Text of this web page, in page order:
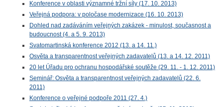
Konference v oblasti významné tržní síly (17. 10. 2013)
Veřejná podpora: v poločase modernizace (16. 10. 2013)
Dohled nad zadáváním veřejných zakázek - minulost, současnost a
budoucnost (4. a 5. 9. 2013)
Svatomartinská konference 2012 (13. a 14. 11.)
Osvěta a transparentnost veřejných zadavatelů (13. a 14. 12. 2011)
20 let Úřadu pro ochranu hospodářské soutěže (29. 11. - 1. 12. 2011)
Seminář: Osvěta a transparentnost veřejných zadavatelů (22. 6.
2011)
Konference o veřejné podpoře 2011 (27. 4.)